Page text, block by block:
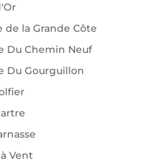
la Grande Côte
Du Chemin Neuf
Du Gourguillon
Vent